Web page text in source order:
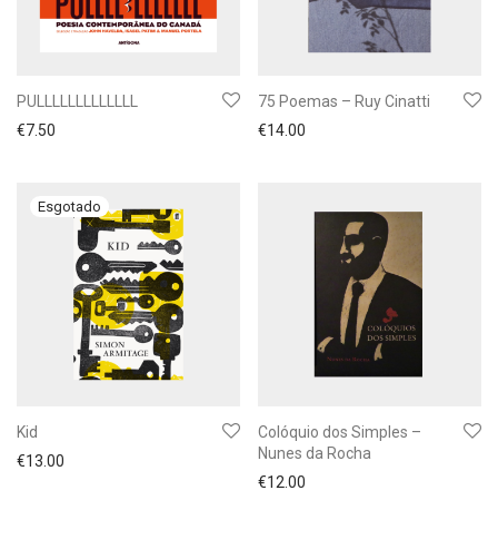
PULLLLLLLLLLLLL
€7.50
75 Poemas – Ruy Cinatti
€14.00
Kid
€13.00
Colóquio dos Simples –
Nunes da Rocha
€12.00